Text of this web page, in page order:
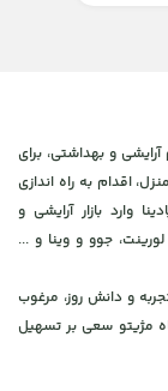
در صنعت لوازم آرایشی و بهداشتی، برای
اقدام به راه اندازی
وارد بازار آرایشی و
جوو و وینا و ...
و دانش روز، مرغوب
مژیتو سعی بر تسهیل